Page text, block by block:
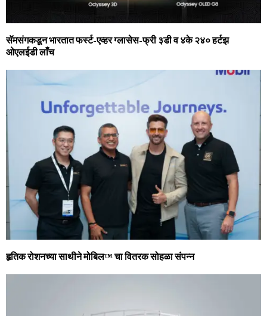
सॅमसंगकडून भारतात फर्स्‍ट-एव्‍हर ग्‍लासेस-फ्री ३डी व ४के २४० हर्टझ
ओएलईडी लाँच
हृतिक रोशनच्या साथीने मोबिल™ चा वितरक सोहळा संपन्न